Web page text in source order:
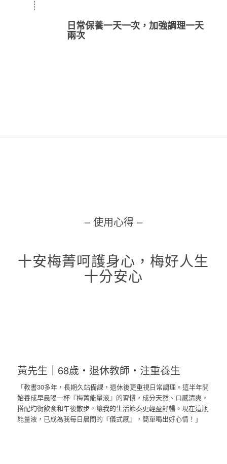
日常保養一天一次，加強調理一天
兩次
– 使用心得 –
十安梅菁呵護身心，梅好人生
十分安心
黃先生｜68歲・退休教師・注重養生
「教書30多年，長期久站備課，退休後更重視日常調理。這半年開
始養成早晨喝一杯『梅菁能量液』的習慣，成分天然、口感清爽，
搭配均衡飲食和午後散步，讓我的生活節奏更輕盈舒暢。現在這瓶
能量液，已成為我每日晨間的『儀式感』，簡單喝出好心情！」